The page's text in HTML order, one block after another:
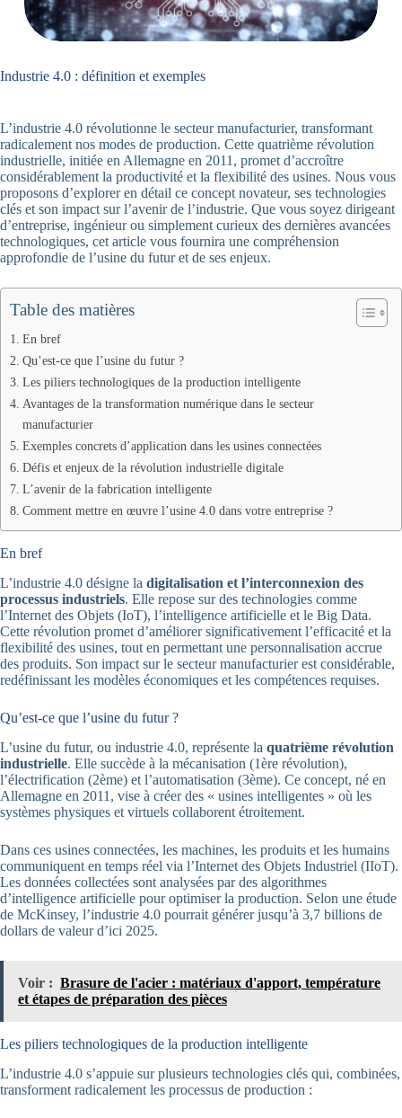
Industrie 4.0 : définition et exemples
L’industrie 4.0 révolutionne le secteur manufacturier, transformant
radicalement nos modes de production. Cette quatrième révolution
industrielle, initiée en Allemagne en 2011, promet d’accroître
considérablement la productivité et la flexibilité des usines. Nous vous
proposons d’explorer en détail ce concept novateur, ses technologies
clés et son impact sur l’avenir de l’industrie. Que vous soyez dirigeant
d’entreprise, ingénieur ou simplement curieux des dernières avancées
technologiques, cet article vous fournira une compréhension
approfondie de l’usine du futur et de ses enjeux.
Table des matières
En bref
Qu’est-ce que l’usine du futur ?
Les piliers technologiques de la production intelligente
Avantages de la transformation numérique dans le secteur
manufacturier
Exemples concrets d’application dans les usines connectées
Défis et enjeux de la révolution industrielle digitale
L’avenir de la fabrication intelligente
Comment mettre en œuvre l’usine 4.0 dans votre entreprise ?
En bref
L’industrie 4.0 désigne la digitalisation et l’interconnexion des
processus industriels. Elle repose sur des technologies comme
l’Internet des Objets (IoT), l’intelligence artificielle et le Big Data.
Cette révolution promet d’améliorer significativement l’efficacité et la
flexibilité des usines, tout en permettant une personnalisation accrue
des produits. Son impact sur le secteur manufacturier est considérable,
redéfinissant les modèles économiques et les compétences requises.
Qu’est-ce que l’usine du futur ?
L’usine du futur, ou industrie 4.0, représente la quatrième révolution
industrielle. Elle succède à la mécanisation (1ère révolution),
l’électrification (2ème) et l’automatisation (3ème). Ce concept, né en
Allemagne en 2011, vise à créer des « usines intelligentes » où les
systèmes physiques et virtuels collaborent étroitement.
Dans ces usines connectées, les machines, les produits et les humains
communiquent en temps réel via l’Internet des Objets Industriel (IIoT).
Les données collectées sont analysées par des algorithmes
d’intelligence artificielle pour optimiser la production. Selon une étude
de McKinsey, l’industrie 4.0 pourrait générer jusqu’à 3,7 billions de
dollars de valeur d’ici 2025.
Voir : Brasure de l'acier : matériaux d'apport, température
et étapes de préparation des pièces
Les piliers technologiques de la production intelligente
L’industrie 4.0 s’appuie sur plusieurs technologies clés qui, combinées,
transforment radicalement les processus de production :